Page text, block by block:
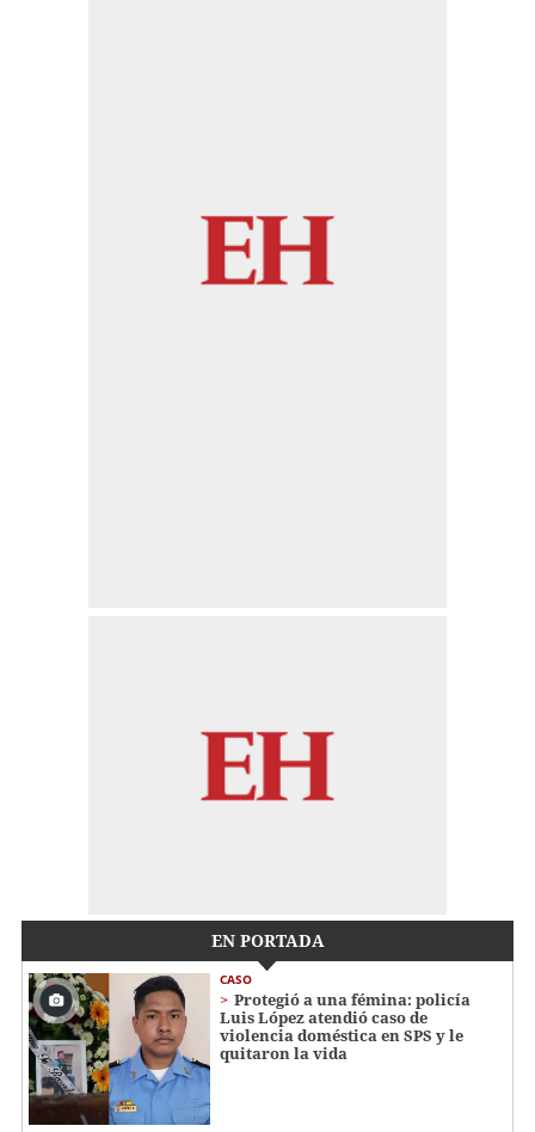
EN PORTADA
CASO
Protegió a una fémina: policía
Luis López atendió caso de
violencia doméstica en SPS y le
quitaron la vida